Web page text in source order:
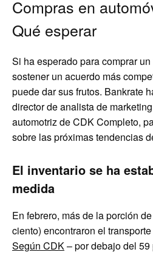
Compras en
Qué esperar
Si ha esperado para comprar
sostener un acuerdo más
puede dar sus frutos. Bankrate
director de analista de
automotriz de CDK Completo,
sobre las próximas tendencias
El inventario se ha
medida
En febrero, más de la porción
ciento) encontraron el
Según CDK– por debajo del